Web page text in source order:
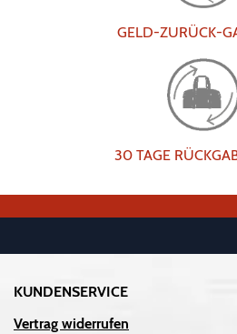
GELD-ZURÜCK-
30 TAGE
KUNDENSERVICE
Vertrag widerrufen